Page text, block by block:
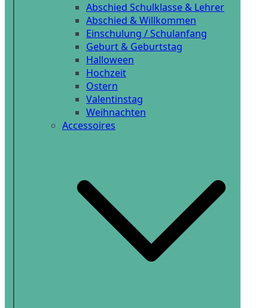
Abschied Schulklasse & Lehrer
Abschied & Willkommen
Einschulung / Schulanfang
Geburt & Geburtstag
Halloween
Hochzeit
Ostern
Valentinstag
Weihnachten
Accessoires